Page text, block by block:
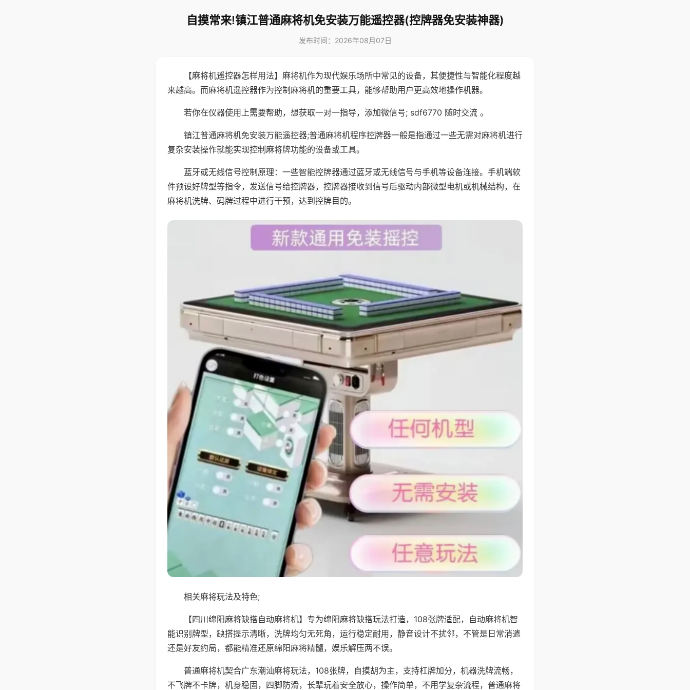
自摸常来!镇江普通麻将机免安装万能遥控器(控牌器免安装神器)
发布时间：2026年08月07日
【麻将机遥控器怎样用法】麻将机作为现代娱乐场所中常见的设备，其便捷性与智能化程度越
来越高。而麻将机遥控器作为控制麻将机的重要工具，能够帮助用户更高效地操作机器。
若你在仪器使用上需要帮助，想获取一对一指导，添加微信号; sdf6770 随时交流 。
镇江普通麻将机免安装万能遥控器;普通麻将机程序控牌器一般是指通过一些无需对麻将机进行
复杂安装操作就能实现控制麻将牌功能的设备或工具。
蓝牙或无线信号控制原理：一些智能控牌器通过蓝牙或无线信号与手机等设备连接。手机端软
件预设好牌型等指令，发送信号给控牌器，控牌器接收到信号后驱动内部微型电机或机械结构，在
麻将机洗牌、码牌过程中进行干预，达到控牌目的。
相关麻将玩法及特色;
【四川绵阳麻将缺搭自动麻将机】专为绵阳麻将缺搭玩法打造，108张牌适配，自动麻将机智
能识别牌型，缺搭提示清晰，洗牌均匀无死角，运行稳定耐用，静音设计不扰邻，不管是日常消遣
还是好友约局，都能精准还原绵阳麻将精髓，娱乐解压两不误。
普通麻将机契合广东潮汕麻将玩法，108张牌，自摸胡为主，支持杠牌加分，机器洗牌流畅，
不飞牌不卡牌，机身稳固，四脚防滑，长辈玩着安全放心，操作简单，不用学复杂流程，普通麻将